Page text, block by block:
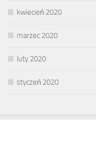
kwiecień 2020
marzec 2020
luty 2020
styczeń 2020